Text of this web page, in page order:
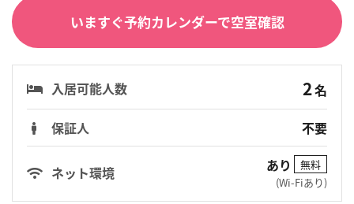
いますぐ予約カレンダーで空室確認
入居可能人数 2名
保証人
不要
ネット環境 あり
無料
(Wi-Fiあり)